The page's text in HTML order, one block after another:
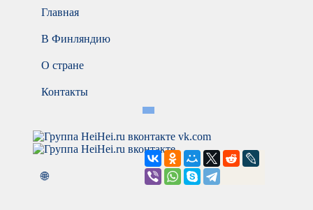
Главная
В Финляндию
О стране
Контакты
vk.com
🌐